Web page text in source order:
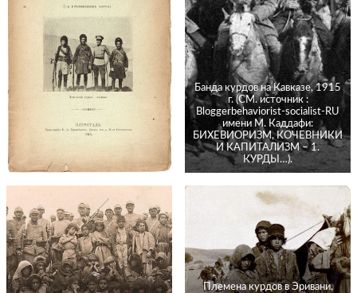
Банда курдов на Кавказе, 1915
г. (СМ. источник :
Bloggerbehaviorist-socialist-RU
имени М. Каддафи:
БИХЕВИОРИЗМ, КОЧЕВНИКИ
И КАПИТАЛИЗМ – 1.
КУРДЫ…).
Племена курдов в Эривани,